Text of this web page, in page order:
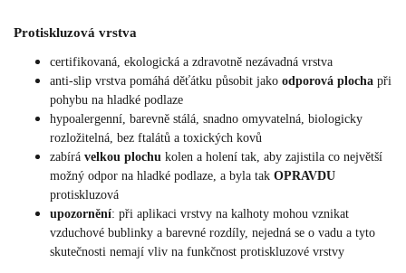
Protiskluzová vrstva
certifikovaná, ekologická a zdravotně nezávadná vrstva
anti-slip vrstva pomáhá děťátku působit jako odporová plocha při
pohybu na hladké podlaze
hypoalergenní, barevně stálá, snadno omyvatelná, biologicky
rozložitelná, bez ftalátů a toxických kovů
zabírá velkou plochu kolen a holení tak, aby zajistila co největší
možný odpor na hladké podlaze, a byla tak OPRAVDU
protiskluzová
upozornění: při aplikaci vrstvy na kalhoty mohou vznikat
vzduchové bublinky a barevné rozdíly, nejedná se o vadu a tyto
skutečnosti nemají vliv na funkčnost protiskluzové vrstvy